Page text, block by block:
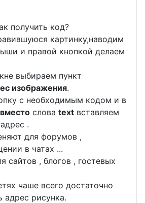
получить код?
картинку,наводим
и правой кнопкой делаем
выбираем пункт
изображения.
с необходимым кодом и в
вместо слова text вставляем
.
для форумов ,
в чатах ...
сайтов , блогов , гостевых
чаше всего достаточно
адрес рисунка.